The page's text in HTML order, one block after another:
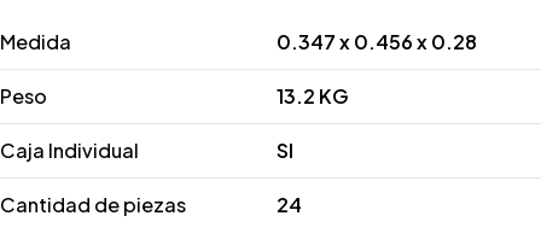
Medida 0.347 x 0.456 x 0.28
Peso 13.2 KG
Caja Individual SI
Cantidad de piezas 24